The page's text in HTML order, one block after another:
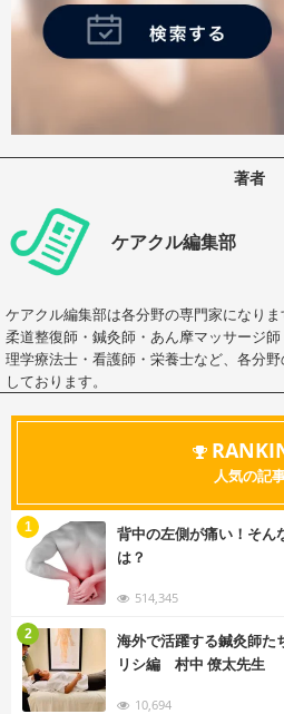
著者
ケアクル編集部
ケアクル編集部は各分野の専門家になりま
柔道整復師・鍼灸師・あん摩マッサージ
理学療法士・看護師・栄養士など、各分
しております。
人気の記
背中の左側が痛い！そん
は？
514,345
1
海外で活躍する鍼灸師
リシ編 村中 僚太先生
10,694
2